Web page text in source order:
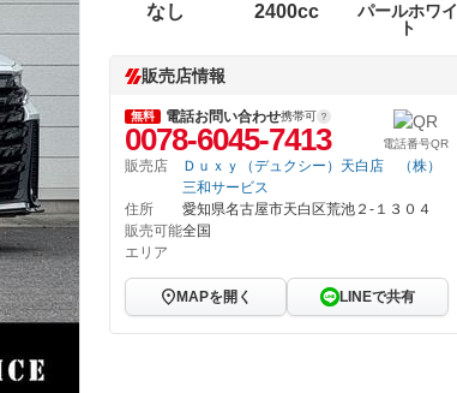
なし 2400cc
パールホワイ
ト
販売店情報
無料 電話お問い合わせ携帯可
0078-6045-7413 電話番号QR
販売店
Ｄｕｘｙ（デュクシー）天白店 （株）
三和サービス
住所
愛知県名古屋市天白区荒池２‐１３０４
販売可能
エリア
全国
MAPを開く LINEで共有